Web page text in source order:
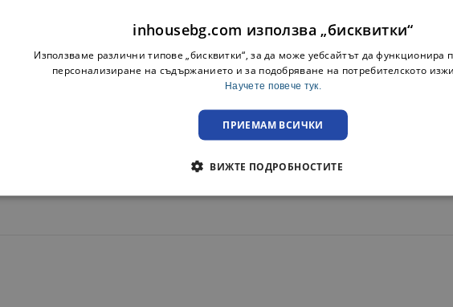
доставка до адрес или офис на куриерска фирма с опция преглед.
опция за преглед при освобождаване на пратката!
inhousebg.com използва „бисквитки“
Използваме различни типове „бисквитки“, за да може уебсайтът да функционира
персонализиране на съдържанието и за подобряване на потребителското
Научете повече тук.
ПРИЕМАМ ВСИЧКИ
ВИЖТЕ ПОДРОБНОСТИТЕ